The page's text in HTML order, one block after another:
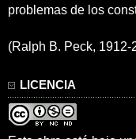
problemas de los
(Ralph B. Peck, 1912-
LICENCIA